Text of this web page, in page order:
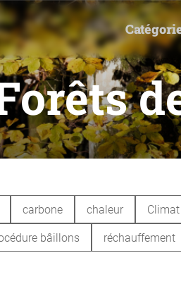
carbone chaleur Climat
bâillons réchauffement